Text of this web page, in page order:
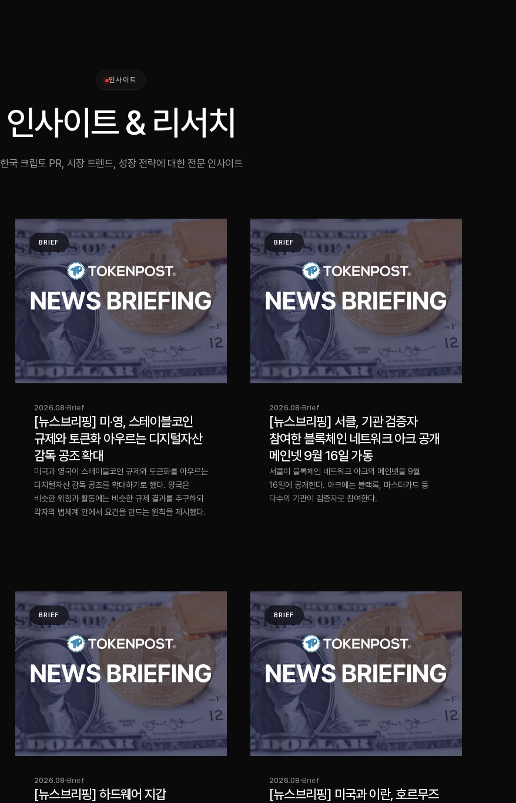
인사이트
인사이트 & 리서치
한국 크립토 PR, 시장 트렌드, 성장 전략에 대한 전문 인사이트
BRIEF
2026.08 Brief
[뉴스브리핑] 미·영, 스테이블코인
규제와 토큰화 아우르는 디지털자산
감독 공조 확대
미국과 영국이 스테이블코인 규제와 토큰화를 아우르는
디지털자산 감독 공조를 확대하기로 했다. 양국은
비슷한 위험과 활동에는 비슷한 규제 결과를 추구하되
각자의 법체계 안에서 요건을 만드는 원칙을 제시했다.
BRIEF
2026.08 Brief
[뉴스브리핑] 서클, 기관 검증자
참여한 블록체인 네트워크 아크 공개
메인넷 9월 16일 가동
서클이 블록체인 네트워크 아크의 메인넷을 9월
16일에 공개한다. 아크에는 블랙록, 마스터카드 등
다수의 기관이 검증자로 참여한다.
BRIEF
2026.08 Brief
[뉴스브리핑] 하드웨어 지갑
BRIEF
2026.08 Brief
[뉴스브리핑] 미국과 이란, 호르무즈